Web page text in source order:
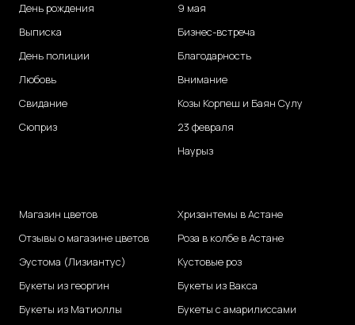
День рождения
Выписка
День полиции
Любовь
Свидание
Сюприз
9 мая
Бизнес-встреча
Благодарность
Внимание
Козы Корпеш и Баян Сулу
23 февраля
Наурыз
Магазин цветов
Отзывы о магазине цветов
Эустома (Лизиантус)
Букеты из георгин
Букеты из Матиоллы
Хризантемы в Астане
Роза в колбе в Астане
Кустовые роз
Букеты из Вакса
Букеты с амарилиссами